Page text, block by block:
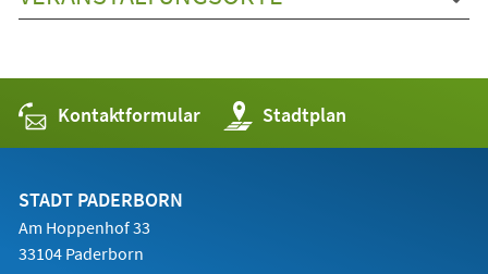
Kontaktformular Stadtplan
(Öffnet
in
einem
STADT PADERBORN
Am Hoppenhof 33
33104 Paderborn